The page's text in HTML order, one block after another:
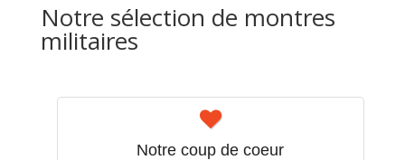
Notre sélection de montres
militaires
Notre coup de coeur